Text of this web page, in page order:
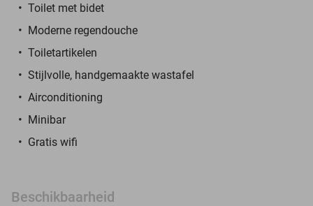
Toilet met bidet
Moderne regendouche
Toiletartikelen
Stijlvolle, handgemaakte wastafel
Airconditioning
Minibar
Gratis wifi
Beschikbaarheid